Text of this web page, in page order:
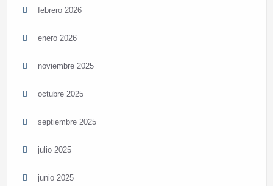
febrero 2026
enero 2026
noviembre 2025
octubre 2025
septiembre 2025
julio 2025
junio 2025